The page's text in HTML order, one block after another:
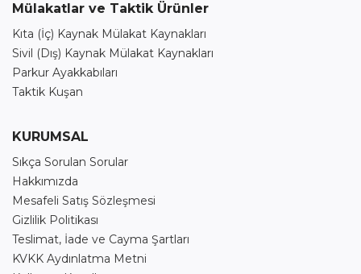
Mülakatlar ve Taktik Ürünler
Kıta (İç) Kaynak Mülakat Kaynakları
Sivil (Dış) Kaynak Mülakat Kaynakları
Parkur Ayakkabıları
Taktik Kuşan
KURUMSAL
Sıkça Sorulan Sorular
Hakkımızda
Mesafeli Satış Sözleşmesi
Gizlilik Politikası
Teslimat, İade ve Cayma Şartları
KVKK Aydınlatma Metni